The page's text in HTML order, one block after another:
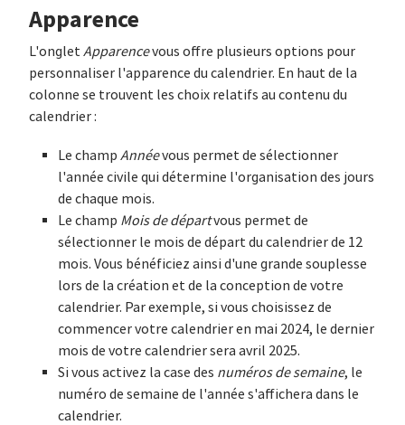
Apparence
L'ongletApparencevous offre plusieurs options pour
personnaliser l'apparence du calendrier. En haut de la
colonne se trouvent les choix relatifs au contenu du
calendrier :
Le champ Annéevous permet de sélectionner
l'année civile qui détermine l'organisation des jours
de chaque mois.
Le champ Mois de départvous permet de
sélectionner le mois de départ du calendrier de 12
mois. Vous bénéficiez ainsi d'une grande souplesse
lors de la création et de la conception de votre
calendrier. Par exemple, si vous choisissez de
commencer votre calendrier en mai 2024, le dernier
mois de votre calendrier sera avril 2025.
Si vous activez la case des numéros de semaine, le
numéro de semaine de l'année s'affichera dans le
calendrier.